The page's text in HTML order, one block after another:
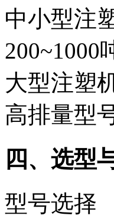
中小型注
200~1000
大型注塑
高排量型
四、选型
型号选择‌